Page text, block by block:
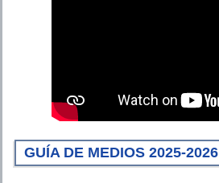
GUÍA DE MEDIOS 2025-2026